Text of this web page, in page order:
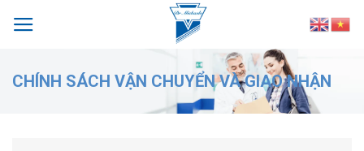
CHÍNH SÁCH VẬN CHUYỂN VÀ GIAO NHẬN